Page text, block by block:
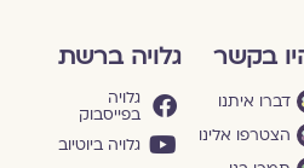
בקשר
דברו איתנו
הצטרפו אלינו
גלויה ברשת
גלויה
בפייסבוק
גלויה ביוטיוב